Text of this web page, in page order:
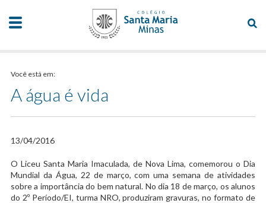
Você está em:
A água é vida
13/04/2016
​O Liceu Santa Maria Imaculada, de Nova Lima, comemorou o Dia
Mundial da Água, 22 de março, com uma semana de atividades
sobre a importância do bem natural. No dia 18 de março, os alunos
do 2º Período/EI, turma NRO, produziram gravuras, no formato de